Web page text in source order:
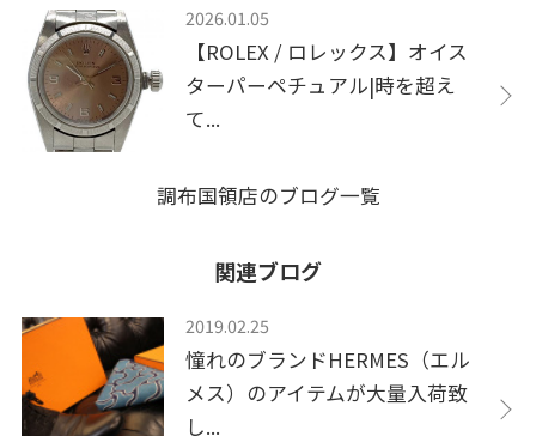
2026.01.05
【ROLEX / ロレックス】オイス
ターパーペチュアル|時を超え
て...
調布国領店のブログ一覧
関連ブログ
2019.02.25
憧れのブランドHERMES（エル
メス）のアイテムが大量入荷致
し...